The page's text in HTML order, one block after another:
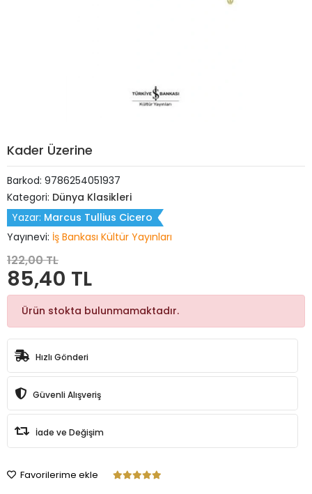
Kader Üzerine
Barkod: 9786254051937
Kategori: Dünya Klasikleri
Yazar: Marcus Tullius Cicero
Yayınevi: İş Bankası Kültür Yayınları
122,00 TL
85,40 TL
Ürün stokta bulunmamaktadır.
Hızlı Gönderi
Güvenli Alışveriş
İade ve Değişim
Favorilerime ekle